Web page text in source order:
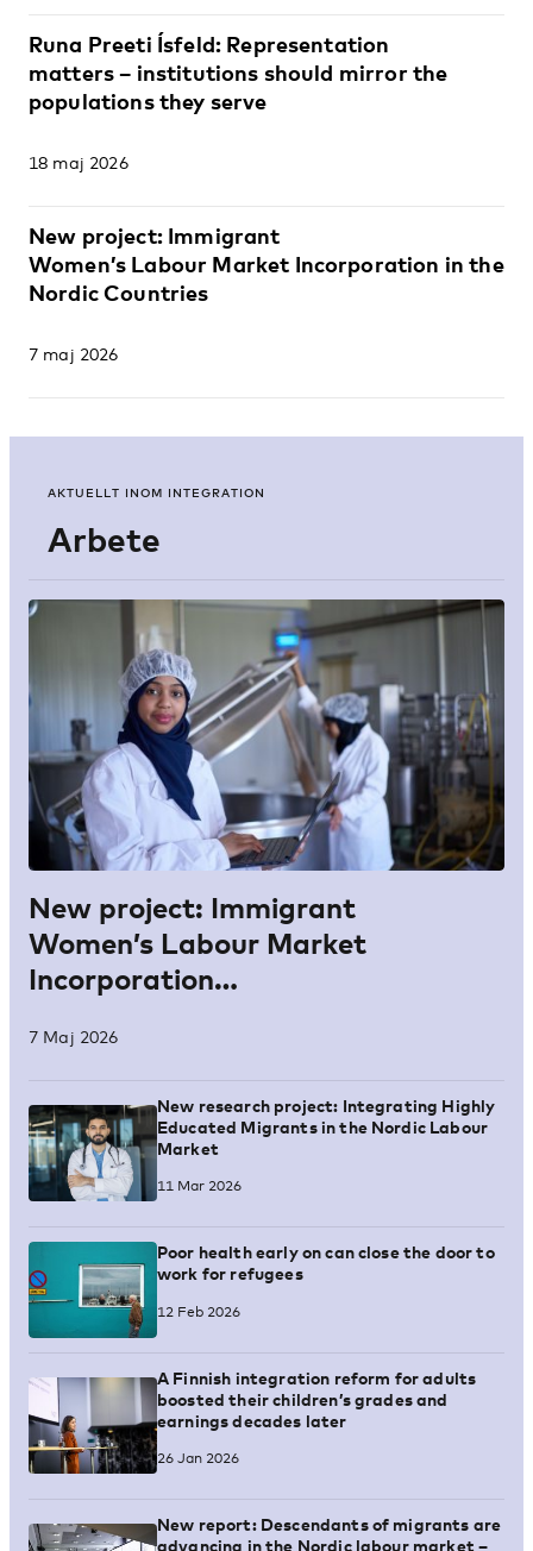
Runa Preeti Ísfeld: Representation
matters ­– institutions should mirror the
populations they serve
18 maj 2026
New project: Immigrant
Women’s Labour Market Incorporation in the
Nordic Countries
7 maj 2026
AKTUELLT INOM INTEGRATION
Arbete
New project: Immigrant
Women’s Labour Market
Incorporation…
7 Maj 2026
New research project: Integrating Highly
Educated Migrants in the Nordic Labour
Market
11 Mar 2026
Poor health early on can close the door to
work for refugees
12 Feb 2026
A Finnish integration reform for adults
boosted their children’s grades and
earnings decades later
26 Jan 2026
New report: Descendants of migrants are
advancing in the Nordic labour market –